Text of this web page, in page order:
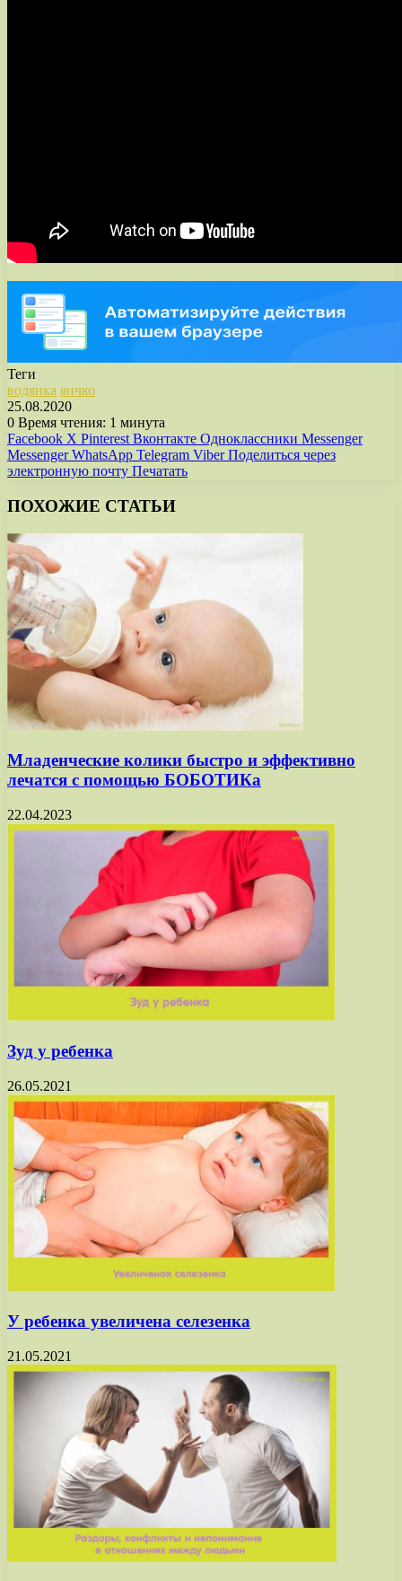
Теги
водянка яичко
25.08.2020
0 Время чтения: 1 минута
Facebook X Pinterest Вконтакте Одноклассники Messenger
Messenger WhatsApp Telegram Viber Поделиться через
электронную почту Печатать
ПОХОЖИЕ СТАТЬИ
Младенческие колики быстро и эффективно
лечатся с помощью БОБОТИКа
22.04.2023
Зуд у ребенка
26.05.2021
У ребенка увеличена селезенка
21.05.2021